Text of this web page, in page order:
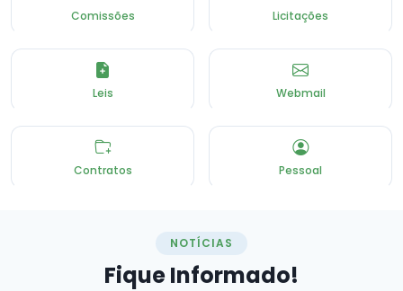
Comissões Licitações
Leis Webmail
Contratos Pessoal
NOTÍCIAS
FiqueInformado!